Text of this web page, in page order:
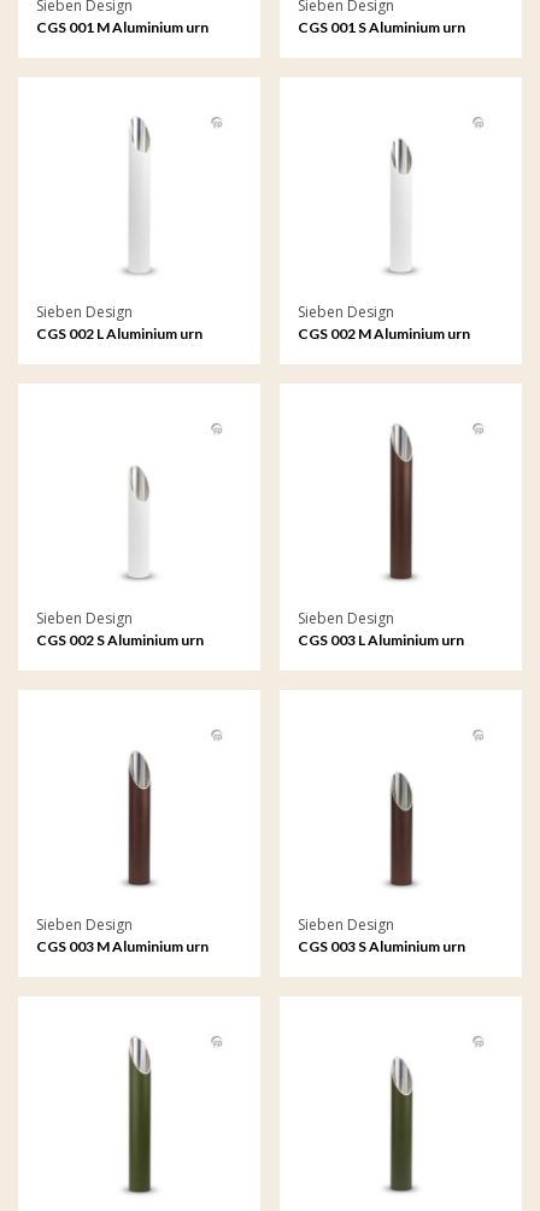
Sieben Design
CGS 001 M Aluminium urn
Sieben Design
CGS 001 S Aluminium urn
Sieben Design
CGS 002 L Aluminium urn
Sieben Design
CGS 002 M Aluminium urn
Sieben Design
CGS 002 S Aluminium urn
Sieben Design
CGS 003 L Aluminium urn
Sieben Design
CGS 003 M Aluminium urn
Sieben Design
CGS 003 S Aluminium urn